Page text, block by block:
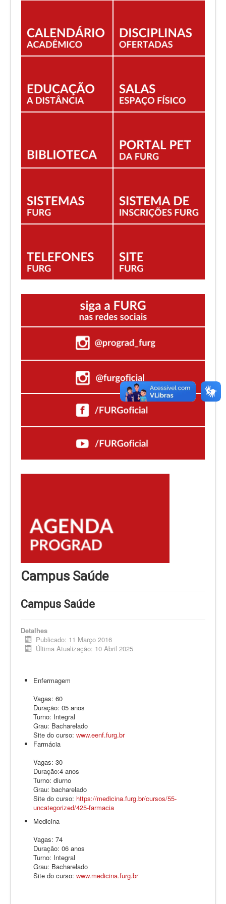
NORMAS ACADÊMICAS
DOCENTE
Você está aqui: Início CURSOS Campus Saúde
Campus Saúde
Campus Saúde
Detalhes
Publicado: 11 Março 2016
Última Atualização: 10 Abril 2025
Enfermagem
Vagas: 60
Duração: 05 anos
Turno: Integral
Grau: Bacharelado
Site do curso: www.eenf.furg.br
Farmácia
Vagas: 30
Duração:4 anos
Turno: diurno
Grau: bacharelado
Site do curso: https://medicina.furg.br/cursos/55-
uncategorized/425-farmacia
Medicina
Vagas: 74
Duração: 06 anos
Turno: Integral
Grau: Bacharelado
Site do curso: www.medicina.furg.br